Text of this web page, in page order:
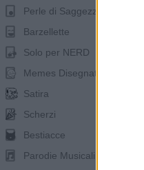
Perle di Saggezza
Barzellette
Solo per NERD
Memes Disegnati
Satira
Scherzi
Bestiacce
Parodie Musicali